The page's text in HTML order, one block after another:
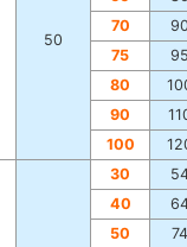
50
70
90
75
95
80
90
100
30
40
50
74